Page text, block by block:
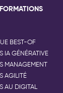
BEST-OF
IA GÉNÉRATIVE
MANAGEMENT
AGILITÉ
AU DIGITAL